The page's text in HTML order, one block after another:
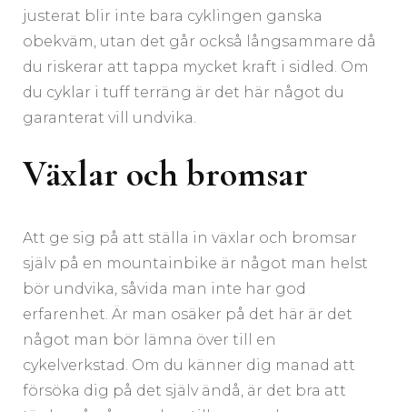
justerat blir inte bara cyklingen ganska
obekväm, utan det går också långsammare då
du riskerar att tappa mycket kraft i sidled. Om
du cyklar i tuff terräng är det här något du
garanterat vill undvika.
Växlar och bromsar
Att ge sig på att ställa in växlar och bromsar
själv på en mountainbike är något man helst
bör undvika, såvida man inte har god
erfarenhet. Är man osäker på det här är det
något man bör lämna över till en
cykelverkstad. Om du känner dig manad att
försöka dig på det själv ändå, är det bra att